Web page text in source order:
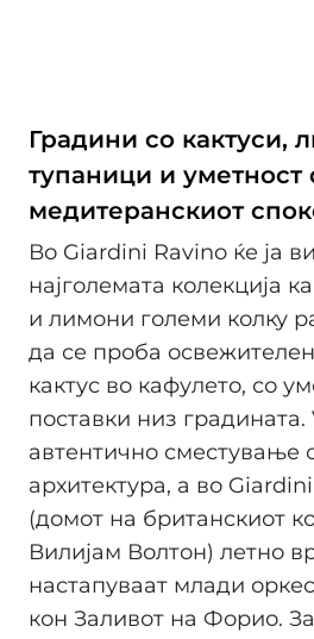
Градини со кактуси,
тупаници и уметност
медитеранскиот
Во Giardini Ravino ќе ја
најголемата колекција
и лимони големи колку
да се проба
кактус во кафулето, со
поставки низ
автентично сместување
архитектура, а во
(домот на британскиот
Вилијам Волтон) летно
настапуваат млади
кон Заливот на Форио.